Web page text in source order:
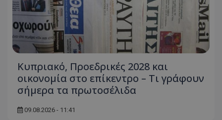
Κυπριακό, Προεδρικές 2028 και
οικονομία στο επίκεντρο – Τι γράφουν
σήμερα τα πρωτοσέλιδα
09.08.2026 - 11:41